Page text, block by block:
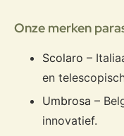
Onze merken
Scolaro –
en
Umbrosa –
innovatief.